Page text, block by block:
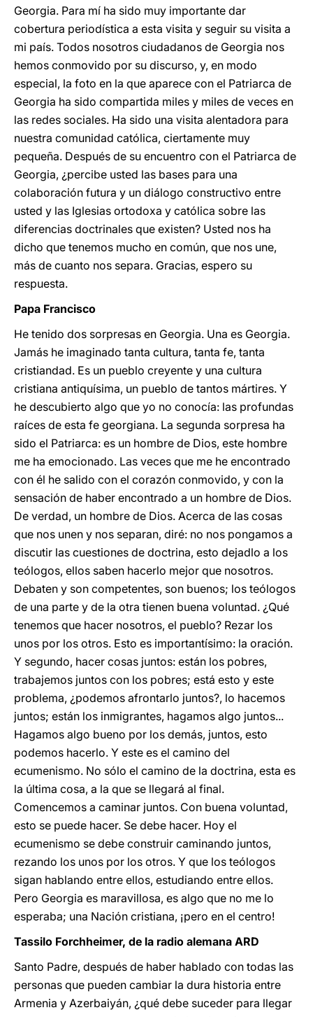
Georgia. Para mí ha sido muy importante dar
cobertura periodística a esta visita y seguir su visita a
mi país. Todos nosotros ciudadanos de Georgia nos
hemos conmovido por su discurso, y, en modo
especial, la foto en la que aparece con el Patriarca de
Georgia ha sido compartida miles y miles de veces en
las redes sociales. Ha sido una visita alentadora para
nuestra comunidad católica, ciertamente muy
pequeña. Después de su encuentro con el Patriarca de
Georgia, ¿percibe usted las bases para una
colaboración futura y un diálogo constructivo entre
usted y las Iglesias ortodoxa y católica sobre las
diferencias doctrinales que existen? Usted nos ha
dicho que tenemos mucho en común, que nos une,
más de cuanto nos separa. Gracias, espero su
respuesta.
Papa Francisco
He tenido dos sorpresas en Georgia. Una es Georgia.
Jamás he imaginado tanta cultura, tanta fe, tanta
cristiandad. Es un pueblo creyente y una cultura
cristiana antiquísima, un pueblo de tantos mártires. Y
he descubierto algo que yo no conocía: las profundas
raíces de esta fe georgiana. La segunda sorpresa ha
sido el Patriarca: es un hombre de Dios, este hombre
me ha emocionado. Las veces que me he encontrado
con él he salido con el corazón conmovido, y con la
sensación de haber encontrado a un hombre de Dios.
De verdad, un hombre de Dios. Acerca de las cosas
que nos unen y nos separan, diré: no nos pongamos a
discutir las cuestiones de doctrina, esto dejadlo a los
teólogos, ellos saben hacerlo mejor que nosotros.
Debaten y son competentes, son buenos; los teólogos
de una parte y de la otra tienen buena voluntad. ¿Qué
tenemos que hacer nosotros, el pueblo? Rezar los
unos por los otros. Esto es importantísimo: la oración.
Y segundo, hacer cosas juntos: están los pobres,
trabajemos juntos con los pobres; está esto y este
problema, ¿podemos afrontarlo juntos?, lo hacemos
juntos; están los inmigrantes, hagamos algo juntos...
Hagamos algo bueno por los demás, juntos, esto
podemos hacerlo. Y este es el camino del
ecumenismo. No sólo el camino de la doctrina, esta es
la última cosa, a la que se llegará al final.
Comencemos a caminar juntos. Con buena voluntad,
esto se puede hacer. Se debe hacer. Hoy el
ecumenismo se debe construir caminando juntos,
rezando los unos por los otros. Y que los teólogos
sigan hablando entre ellos, estudiando entre ellos.
Pero Georgia es maravillosa, es algo que no me lo
esperaba; una Nación cristiana, ¡pero en el centro!
Tassilo Forchheimer, de la radio alemana ARD
Santo Padre, después de haber hablado con todas las
personas que pueden cambiar la dura historia entre
Armenia y Azerbaiyán, ¿qué debe suceder para llegar